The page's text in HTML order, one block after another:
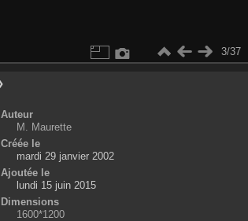
3/37
Auteur
M. Maurette
Créée le
mardi 29 janvier 2002
Ajoutée le
lundi 15 juin 2015
Dimensions
1600*1200